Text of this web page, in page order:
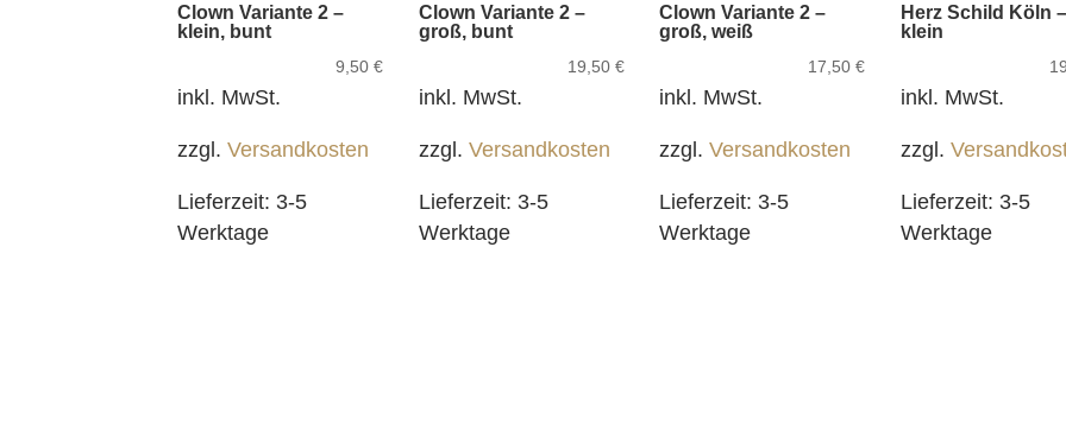
Clown Variante 2 –
klein, bunt
9,50€
inkl. MwSt.
zzgl.Versandkosten
Lieferzeit: 3-5
Werktage
Clown Variante 2 –
groß, bunt
19,50 €
inkl. MwSt.
zzgl. Versandkosten
Lieferzeit: 3-5
Werktage
Clown Variante 2 –
groß, weiß
17,50€
inkl. MwSt.
zzgl.Versandkosten
Lieferzeit: 3-5
Werktage
Herz Schild Köln –
klein
inkl. MwSt.
zzgl.
Lieferzeit: 3-5
Werktage